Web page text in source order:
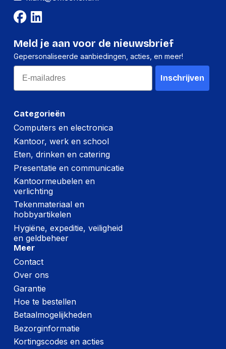
Categorieën
Computers en electronica
Kantoor, werk en school
Eten, drinken en catering
Presentatie en communicatie
Kantoormeubelen en
verlichting
Tekenmateriaal en
hobbyartikelen
Hygiëne, expeditie, veiligheid
en geldbeheer
Meer
Contact
Over ons
Garantie
Hoe te bestellen
Betaalmogelijkheden
Bezorginformatie
Kortingscodes en acties
Meld je aan voor de nieuwsbrief
Gepersonaliseerde aanbiedingen, acties, en meer!
Email
Inschrijven